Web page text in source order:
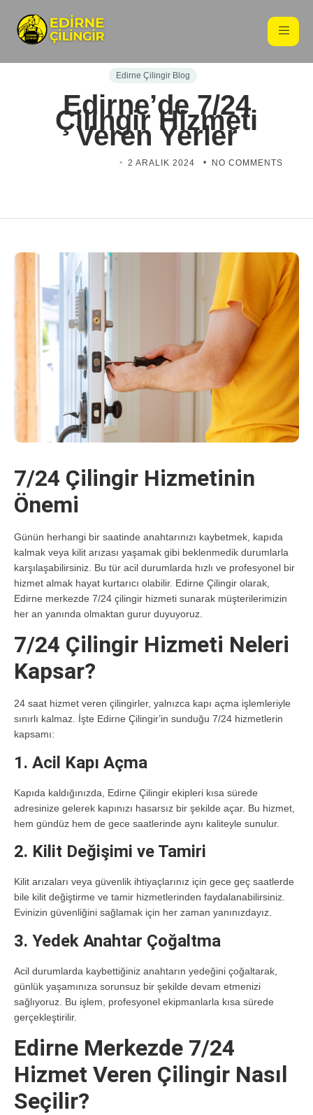
Edirne Çilingir Blog
Edirne’de 7/24
Çilingir Hizmeti
Veren Yerler
2 ARALIK 2024 NO COMMENTS
7/24 Çilingir Hizmetinin
Önemi
Günün herhangi bir saatinde anahtarınızı kaybetmek, kapıda
kalmak veya kilit arızası yaşamak gibi beklenmedik durumlarla
karşılaşabilirsiniz. Bu tür acil durumlarda hızlı ve profesyonel bir
hizmet almak hayat kurtarıcı olabilir. Edirne Çilingir olarak,
Edirne merkezde 7/24 çilingir hizmeti sunarak müşterilerimizin
her an yanında olmaktan gurur duyuyoruz.
7/24 Çilingir Hizmeti Neleri
Kapsar?
24 saat hizmet veren çilingirler, yalnızca kapı açma işlemleriyle
sınırlı kalmaz. İşte Edirne Çilingir’in sunduğu 7/24 hizmetlerin
kapsamı:
1. Acil Kapı Açma
Kapıda kaldığınızda, Edirne Çilingir ekipleri kısa sürede
adresinize gelerek kapınızı hasarsız bir şekilde açar. Bu hizmet,
hem gündüz hem de gece saatlerinde aynı kaliteyle sunulur.
2. Kilit Değişimi ve Tamiri
Kilit arızaları veya güvenlik ihtiyaçlarınız için gece geç saatlerde
bile kilit değiştirme ve tamir hizmetlerinden faydalanabilirsiniz.
Evinizin güvenliğini sağlamak için her zaman yanınızdayız.
3. Yedek Anahtar Çoğaltma
Acil durumlarda kaybettiğiniz anahtarın yedeğini çoğaltarak,
günlük yaşamınıza sorunsuz bir şekilde devam etmenizi
sağlıyoruz. Bu işlem, profesyonel ekipmanlarla kısa sürede
gerçekleştirilir.
Edirne Merkezde 7/24
Hizmet Veren Çilingir Nasıl
Seçilir?